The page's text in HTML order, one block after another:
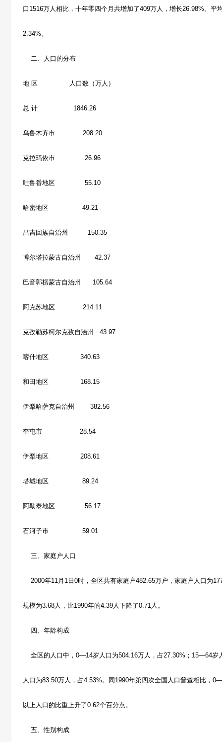
口1516万人相比，十年零四个月共增加了409万人，增长26.98%。平
2.34%。
二、人口的分布
地 区 人口数（万人）
总 计 1846.26
乌鲁木齐市 208.20
克拉玛依市 26.96
吐鲁番地区 55.10
哈密地区 49.21
昌吉回族自治州 150.35
博尔塔拉蒙古自治州 42.37
巴音郭楞蒙古自治州 105.64
阿克苏地区 214.11
克孜勒苏柯尔克孜自治州 43.97
喀什地区 340.63
和田地区 168.15
伊犁哈萨克自治州 382.56
奎屯市 28.54
伊犁地区 208.61
塔城地区 89.24
阿勒泰地区 56.17
石河子市 59.01
三、家庭户人口
2000年11月1日0时，全区共有家庭户482.65万户，家庭户人口为
规模为3.68人，比1990年的4.39人下降了0.71人。
四、年龄构成
全区的人口中，0—14岁人口为504.16万人，占27.30%；15—64岁
人口为83.50万人，占4.53%。同1990年第四次全国人口普查相比，
以上人口的比重上升了0.62个百分点。
五、性别构成